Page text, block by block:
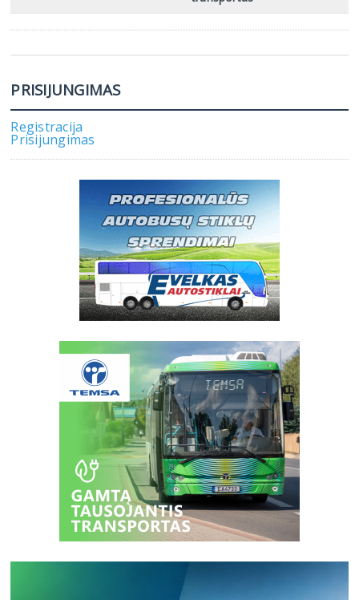
PRISIJUNGIMAS
Registracija
Prisijungimas